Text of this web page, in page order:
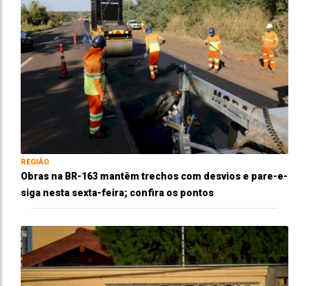
REGIÃO
Obras na BR-163 mantêm trechos com desvios e pare-e-
siga nesta sexta-feira; confira os pontos